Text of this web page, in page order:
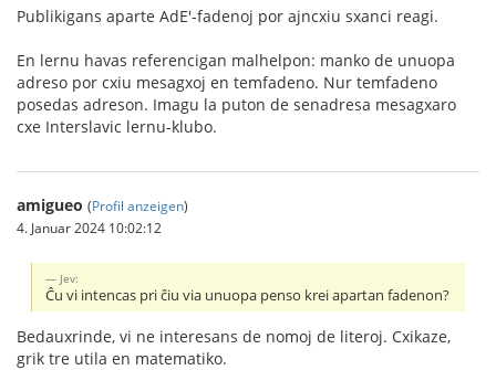
Publikigans aparte AdE'-fadenoj por ajncxiu sxanci reagi.
En lernu havas referencigan malhelpon: manko de unuopa
adreso por cxiu mesagxoj en temfadeno. Nur temfadeno
posedas adreson. Imagu la puton de senadresa mesagxaro
cxe Interslavic lernu-klubo.
amigueo (Profil anzeigen)
4. Januar 2024 10:02:12
Jev:
Ĉu vi intencas pri ĉiu via unuopa penso krei apartan fadenon?
Bedauxrinde, vi ne interesans de nomoj de literoj. Cxikaze,
grik tre utila en matematiko.